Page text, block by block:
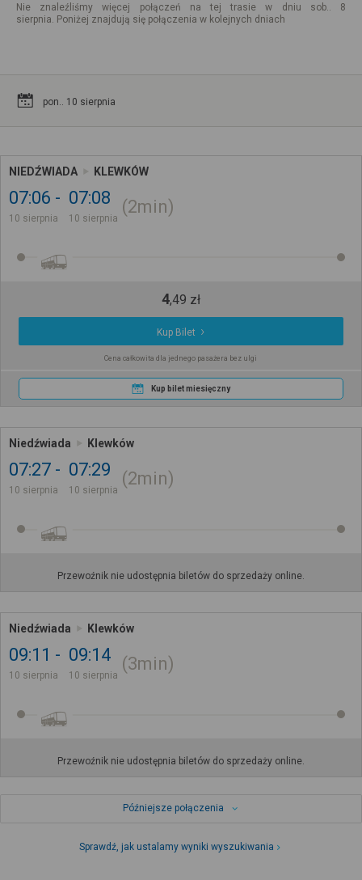
Nie znaleźliśmy więcej połączeń na tej trasie w dniu sob.. 8
sierpnia. Poniżej znajdują się połączenia w kolejnych dniach
pon.. 10 sierpnia
NIEDŹWIADA KLEWKÓW
07:06
10 sierpnia
07:08
10 sierpnia
2min
4,49 zł
Kup Bilet
Cena całkowita dla jednego pasażera bez ulgi
Kup bilet miesięczny
Niedźwiada Klewków
07:27
10 sierpnia
07:29
10 sierpnia
2min
Przewoźnik nie udostępnia biletów do sprzedaży online.
Niedźwiada Klewków
09:11
10 sierpnia
09:14
10 sierpnia
3min
Przewoźnik nie udostępnia biletów do sprzedaży online.
Późniejsze połączenia
Sprawdź, jak ustalamy wyniki wyszukiwania